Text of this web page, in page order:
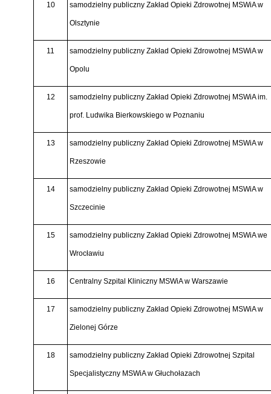
10 samodzielny publiczny Zakład Opieki Zdrowotnej MSWiA w
Olsztynie
11 samodzielny publiczny Zakład Opieki Zdrowotnej MSWiA w
Opolu
12 samodzielny publiczny Zakład Opieki Zdrowotnej MSWiA im.
prof. Ludwika Bierkowskiego w Poznaniu
13 samodzielny publiczny Zakład Opieki Zdrowotnej MSWiA w
Rzeszowie
14 samodzielny publiczny Zakład Opieki Zdrowotnej MSWiA w
Szczecinie
15 samodzielny publiczny Zakład Opieki Zdrowotnej MSWiA we
Wrocławiu
16 Centralny Szpital Kliniczny MSWiA w Warszawie
17 samodzielny publiczny Zakład Opieki Zdrowotnej MSWiA w
Zielonej Górze
18 samodzielny publiczny Zakład Opieki Zdrowotnej Szpital
Specjalistyczny MSWiA w Głuchołazach